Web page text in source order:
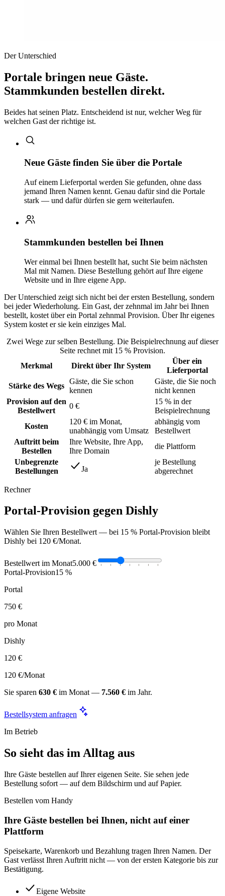
Der Unterschied
Portale bringen neue Gäste.
Stammkunden bestellen direkt.
Beides hat seinen Platz. Entscheidend ist nur, welcher Weg für
welchen Gast der richtige ist.
Neue Gäste finden Sie über die Portale
Auf einem Lieferportal werden Sie gefunden, ohne dass
jemand Ihren Namen kennt. Genau dafür sind die Portale
stark — und dafür dürfen sie gern weiterlaufen.
Stammkunden bestellen bei Ihnen
Wer einmal bei Ihnen bestellt hat, sucht Sie beim nächsten
Mal mit Namen. Diese Bestellung gehört auf Ihre eigene
Website und in Ihre eigene App.
Der Unterschied zeigt sich nicht bei der ersten Bestellung, sondern
bei jeder Wiederholung. Ein Gast, der zehnmal im Jahr bei Ihnen
bestellt, kostet über ein Portal zehnmal Provision. Über Ihr eigenes
System kostet er sie kein einziges Mal.
Zwei Wege zur selben Bestellung. Die Beispielrechnung auf dieser
Seite rechnet mit 15 % Provision.
Merkmal
Direkt über Ihr System
Über ein
Lieferportal
Stärke des Wegs
Gäste, die Sie schon
kennen
Gäste, die Sie noch
nicht kennen
Provision auf den
Bestellwert
0 €
15 % in der
Beispielrechnung
Kosten
120 € im Monat,
unabhängig vom Umsatz
abhängig vom
Bestellwert
Auftritt beim
Bestellen
Ihre Website, Ihre App,
Ihre Domain
die Plattform
Unbegrenzte
Bestellungen
Ja
je Bestellung
abgerechnet
Rechner
Portal-Provision gegen Dishly
Wählen Sie Ihren Bestellwert — bei 15 % Portal-Provision bleibt
Dishly bei 120 €/Monat.
Bestellwert im Monat5.000 €
Portal-Provision15 %
Portal
750 €
pro Monat
Dishly
120 €
120 €/Monat
Sie sparen 630 € im Monat — 7.560 € im Jahr.
Bestellsystem anfragen
Im Betrieb
So sieht das im Alltag aus
Ihre Gäste bestellen auf Ihrer eigenen Seite. Sie sehen jede
Bestellung sofort — auf dem Bildschirm und auf Papier.
Bestellen vom Handy
Ihre Gäste bestellen bei Ihnen, nicht auf einer
Plattform
Speisekarte, Warenkorb und Bezahlung tragen Ihren Namen. Der
Gast verlässt Ihren Auftritt nicht — von der ersten Kategorie bis zur
Bestätigung.
Eigene Website